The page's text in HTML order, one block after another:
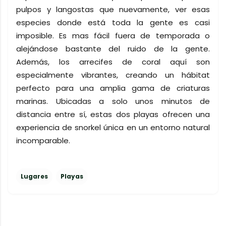
pulpos y langostas que nuevamente, ver esas
especies donde está toda la gente es casi
imposible. Es mas fácil fuera de temporada o
alejándose bastante del ruido de la gente.
Además, los arrecifes de coral aquí son
especialmente vibrantes, creando un hábitat
perfecto para una amplia gama de criaturas
marinas. Ubicadas a solo unos minutos de
distancia entre sí, estas dos playas ofrecen una
experiencia de snorkel única en un entorno natural
incomparable.
Lugares Playas